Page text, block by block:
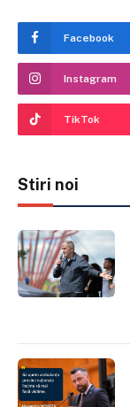
Facebook
Instagram
TikTok
Stiri noi